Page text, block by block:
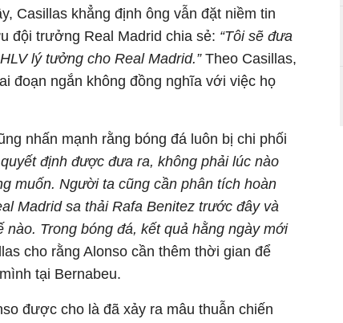
Casillas khẳng định ông vẫn đặt niềm tin
đội trưởng Real Madrid chia sẻ: “Tôi sẽ đưa
lý tưởng cho Real Madrid.”Theo Casillas,
đoạn ngắn không đồng nghĩa với việc họ
nhấn mạnh rằng bóng đá luôn bị chi phối
quyết định được đưa ra, không phải lúc nào
muốn. Người ta cũng cần phân tích hoàn
Madrid sa thải Rafa Benitez trước đây và
nào. Trong bóng đá, kết quả hằng ngày mới
cho rằng Alonso cần thêm thời gian để
tại Bernabeu.
được cho là đã xảy ra mâu thuẫn chiến